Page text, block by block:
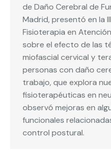
de Daño Cerebral de
Madrid, presentó en la
Fisioterapia en
sobre el efecto de las
miofascial cervical y
personas con daño
trabajo, que explora
fisioterapéuticas en
observó mejoras en
funcionales
control postural.